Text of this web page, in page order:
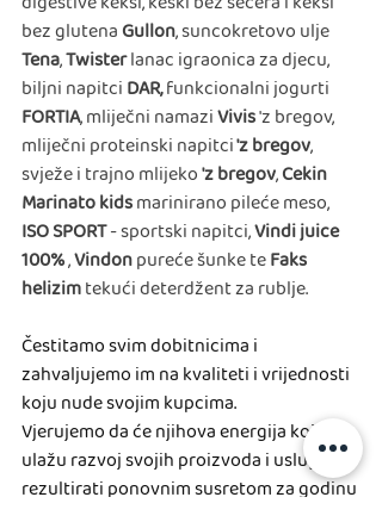
bez glutena Gullon, suncokretovo ulje
Tena, Twister lanac igraonica za djecu,
biljni napitci DAR, funkcionalni jogurti
FORTIA, mliječni namazi Vivis 'z bregov,
mliječni proteinski napitci 'z bregov,
svježe i trajno mlijeko 'z bregov, Cekin
Marinato kids marinirano pileće meso,
ISO SPORT - sportski napitci, Vindi juice
100% , Vindon pureće šunke te Faks
helizim tekući deterdžent za rublje.
Čestitamo svim dobitnicima i
zahvaljujemo im na kvaliteti i vrijednosti
koju nude svojim kupcima.
Vjerujemo da će njihova energija koju
ulažu razvoj svojih proizvoda i usluga
rezultirati ponovnim susretom za godinu